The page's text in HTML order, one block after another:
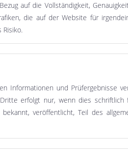
auf die Vollständigkeit,
die auf der Website für
Informationen und Prüfergebnisse
erfolgt nur, wenn dies
veröffentlicht, Teil des